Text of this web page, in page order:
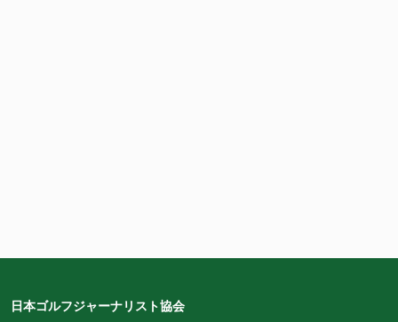
日本ゴルフジャーナリスト協会